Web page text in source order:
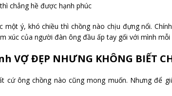
chẳng hề được hạnh phúc
một ý, khó chiều thì chồng nào chịu đựng nổi.
xúc của người đàn ông đầu ấp tay gối với mình mỗi
VỢ ĐẸP NHƯNG KHÔNG BIẾT
cứ ông chồng nào cũng mong muốn. Nhưng để